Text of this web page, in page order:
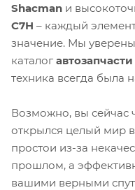
Shacman и
C7H – каждый
значение. Мы
каталог
техника всегда была
Возможно, вы сейчас
открылся целый мир
простои из-за
прошлом, а
вашими верными